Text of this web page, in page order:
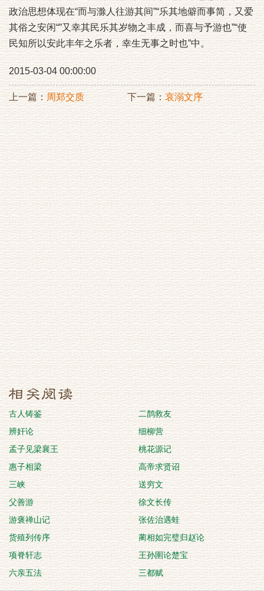
政治思想体现在“而与滁人往游其间”“乐其地僻而事简，又爱
其俗之安闲“”又幸其民乐其岁物之丰成，而喜与予游也”“使
民知所以安此丰年之乐者，幸生无事之时也”中。
2015-03-04 00:00:00
上一篇：周郑交质 下一篇：哀溺文序
古人铸鉴
二鹊救友
辨奸论
细柳营
孟子见梁襄王
桃花源记
惠子相梁
高帝求贤诏
三峡
送穷文
父善游
徐文长传
游褒禅山记
张佐治遇蛙
货殖列传序
蔺相如完璧归赵论
项脊轩志
王孙圉论楚宝
六亲五法
三都赋